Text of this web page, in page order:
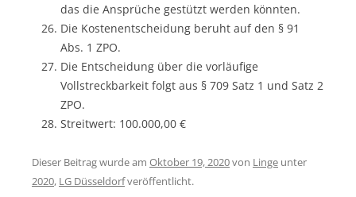
das die Ansprüche gestützt werden könnten.
Die Kostenentscheidung beruht auf den § 91
Abs. 1 ZPO.
Die Entscheidung über die vorläufige
Vollstreckbarkeit folgt aus § 709 Satz 1 und Satz 2
ZPO.
Streitwert: 100.000,00 €
Dieser Beitrag wurde am Oktober 19, 2020von Linge unter
2020, LG Düsseldorfveröffentlicht.